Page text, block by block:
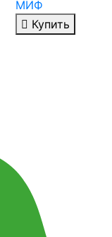
МИФ
Купить